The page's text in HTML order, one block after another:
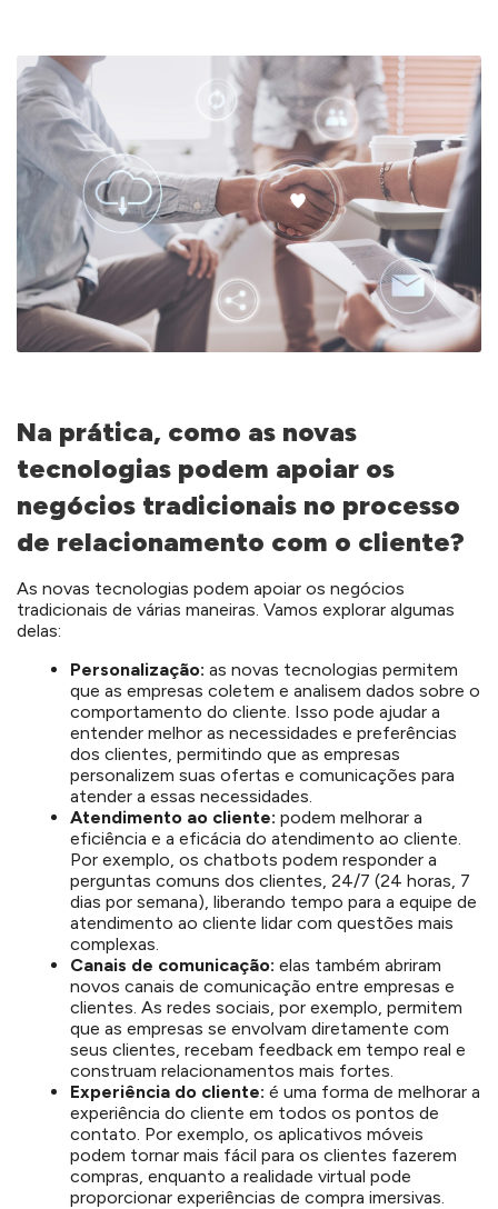
Na prática, como as novas
tecnologias podem apoiar os
negócios tradicionais no processo
de relacionamento com o cliente?
As novas tecnologias podem apoiar os negócios
tradicionais de várias maneiras. Vamos explorar algumas
delas:
Personalização: as novas tecnologias permitem
que as empresas coletem e analisem dados sobre o
comportamento do cliente. Isso pode ajudar a
entender melhor as necessidades e preferências
dos clientes, permitindo que as empresas
personalizem suas ofertas e comunicações para
atender a essas necessidades.
Atendimento ao cliente: podem melhorar a
eficiência e a eficácia do atendimento ao cliente.
Por exemplo, os chatbots podem responder a
perguntas comuns dos clientes, 24/7 (24 horas, 7
dias por semana), liberando tempo para a equipe de
atendimento ao cliente lidar com questões mais
complexas.
Canais de comunicação: elas também abriram
novos canais de comunicação entre empresas e
clientes. As redes sociais, por exemplo, permitem
que as empresas se envolvam diretamente com
seus clientes, recebam feedback em tempo real e
construam relacionamentos mais fortes.
Experiência do cliente: é uma forma de melhorar a
experiência do cliente em todos os pontos de
contato. Por exemplo, os aplicativos móveis
podem tornar mais fácil para os clientes fazerem
compras, enquanto a realidade virtual pode
proporcionar experiências de compra imersivas.